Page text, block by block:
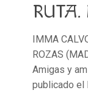
RUTA.
IMMA
ROZAS
Amigas y
publicado el